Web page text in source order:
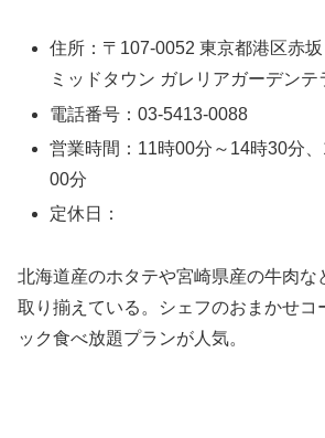
住所：〒107-0052 東京都港区赤
ミッドタウン ガレリアガーデンテ
電話番号：03-5413-0088
営業時間：11時00分～14時30分
00分
定休日：
北海道産のホタテや宮崎県産の牛肉な
取り揃えている。シェフのおまかせコ
ック食べ放題プランが人気。